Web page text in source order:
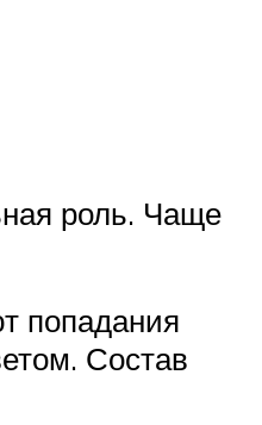
роль. Чаще
попадания
Состав